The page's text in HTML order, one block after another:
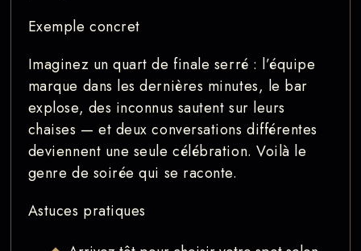
Exemple concret
Imaginez un quart de finale serré : l’équipe
marque dans les dernières minutes, le bar
explose, des inconnus sautent sur leurs
chaises — et deux conversations différentes
deviennent une seule célébration. Voilà le
genre de soirée qui se raconte.
Astuces pratiques